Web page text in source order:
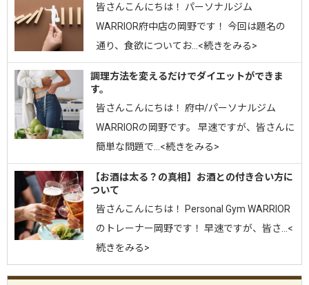
皆さんこんにちは！ パーソナルジム
WARRIOR府中店の岡野です！ 今回は題名の
通り、食欲についてお…<続きをみる>
調理方法を変えるだけでダイエットができま
す。
皆さんこんにちは！ 府中/パーソナルジム
WARRIORの岡野です。 早速ですが、皆さんに
簡単な問題で…<続きをみる>
【お酒は太る？の真相】お酒との付き合い方に
ついて
皆さんこんにちは！ Personal Gym WARRIOR
のトレーナー岡野です！ 早速ですが、皆さ…<
続きをみる>